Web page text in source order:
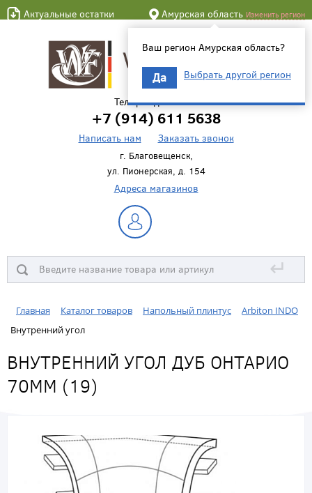
Актуальные остатки Амурская область Изменить регион
Ваш регион Амурская область?
Да Выбрать другой регион
Телефон для связи
+7 (914) 611 5638
Написать нам Заказать звонок
г. Благовещенск,
ул. Пионерская, д. 154
Адреса магазинов
↵
Главная Каталог товаров Напольный плинтус
Arbiton INDO
Внутренний угол
ВНУТРЕННИЙ УГОЛ ДУБ ОНТАРИО
70ММ (19)